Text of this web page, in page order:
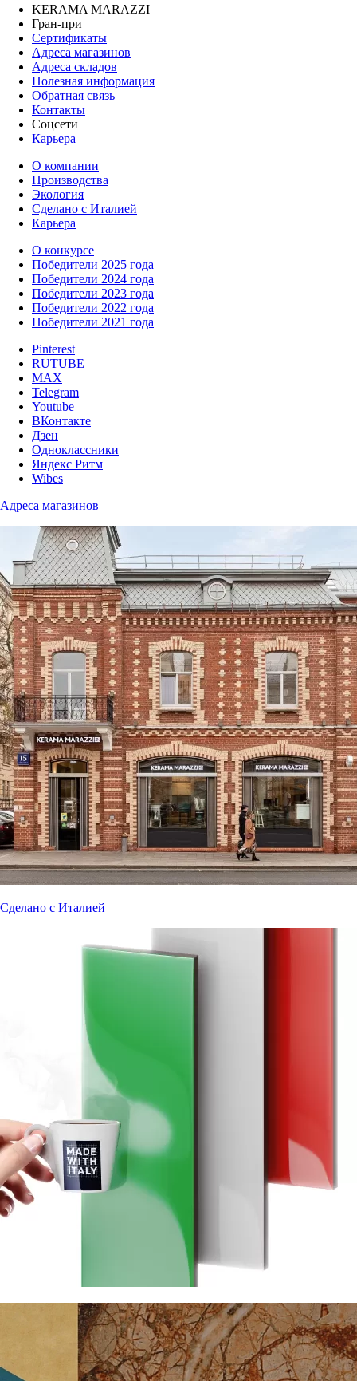
KERAMA MARAZZI
Гран-при
Сертификаты
Адреса магазинов
Адреса складов
Полезная информация
Обратная связь
Контакты
Соцсети
Карьера
О компании
Производства
Экология
Сделано с Италией
Карьера
О конкурсе
Победители 2025 года
Победители 2024 года
Победители 2023 года
Победители 2022 года
Победители 2021 года
Pinterest
RUTUBE
MAX
Telegram
Youtube
ВКонтакте
Дзен
Одноклассники
Яндекс Ритм
Wibes
Адреса магазинов
Сделано с Италией